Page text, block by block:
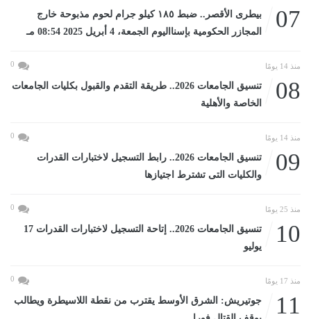
07
بيطرى الأقصر.. ضبط ١٨٥ كيلو جرام لحوم مذبوحة خارج
المجازر الحكومية بإسنااليوم الجمعة، 4 أبريل 2025 08:54 مـ
منذ 14 يومًا 0
08
تنسيق الجامعات 2026.. طريقة التقدم والقبول بكليات الجامعات
الخاصة والأهلية
منذ 14 يومًا 0
09
تنسيق الجامعات 2026.. رابط التسجيل لاختبارات القدرات
والكليات التى تشترط اجتيازها
منذ 25 يومًا 0
10
تنسيق الجامعات 2026.. إتاحة التسجيل لاختبارات القدرات 17
يوليو
منذ 17 يومًا 0
11
جوتيريش: الشرق الأوسط يقترب من نقطة اللاسيطرة ويطالب